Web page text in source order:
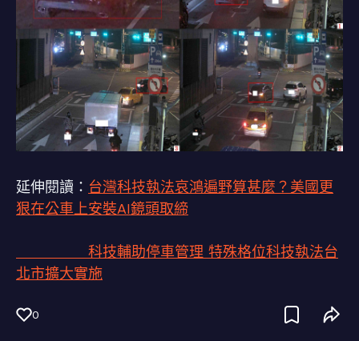
延伸閱讀： 台灣科技執法哀鴻遍野算甚麼？美國更
狠在公車上安裝AI鏡頭取締
科技輔助停車管理 特殊格位科技執法台
北市擴大實施
0